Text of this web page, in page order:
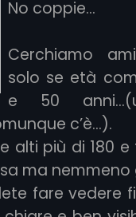
No coppie...
Cerchiamo
solo se età
e 50
c’è...).
alti più di 180
ma nemmeno
fare vedere